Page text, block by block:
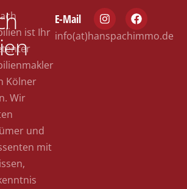
ist Ihr
Kölner
Wir
und
mit
E-Mail
info(at)hanspachimmo.de